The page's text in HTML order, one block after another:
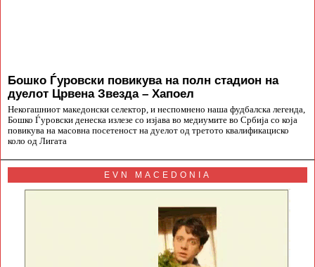
Бошко Ѓуровски повикува на полн стадион на
дуелот Црвена Звезда – Хапоел
Некогашниот македонски селектор, и неспомнено наша фудбалска легенда,
Бошко Ѓуровски денеска излезе со изјава во медиумите во Србија со која
повикува на масовна посетеност на дуелот од третото квалификациско
коло од Лигата
EVN MACEDONIA